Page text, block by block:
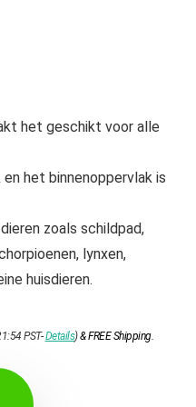
het geschikt voor alle
het binnenoppervlak is
zoals schildpad,
lynxen,
huisdieren.
PST-Details)&FREE Shipping.